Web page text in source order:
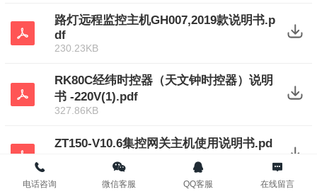
路灯远程监控主机GH007,2019款说明书.p
df
230.23KB
RK80C经纬时控器（天文钟时控器）说明
书 -220V(1).pdf
327.86KB
ZT150-V10.6集控网关主机使用说明书.pd
电话咨询 微信客服 QQ客服 在线留言